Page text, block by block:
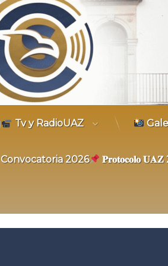
Tv y RadioUAZ
Convocatoria 2026 𝐏𝐫𝐨𝐭𝐨𝐜𝐨𝐥𝐨